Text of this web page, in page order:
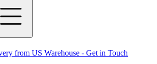
from US Warehouse - Get in Touch